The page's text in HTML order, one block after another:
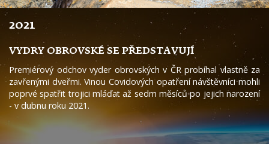
2021
VYDRY OBROVSKÉ SE PŘEDSTAVUJÍ
Premiérový odchov vyder obrovských v ČR probíhal vlastně za
zavřenými dveřmi. Vinou Covidových opatření návštěvníci mohli
poprvé spatřit trojici mláďat až sedm měsíců po jejich narození
- v dubnu roku 2021.